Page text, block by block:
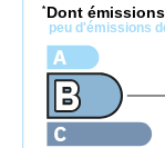
* Dont
peu d'émissions